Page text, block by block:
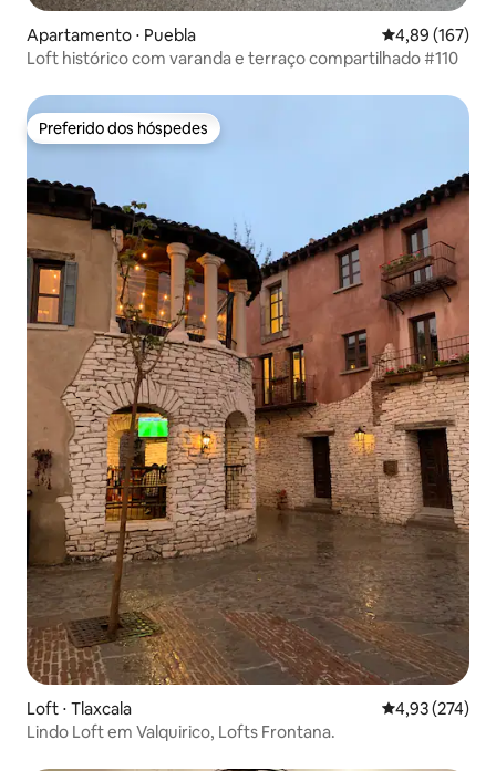
Apartamento ⋅ Puebla 4,89 de uma
4,89 (167)
Loft histórico com varanda e terraço compartilhado #110
Preferido dos hóspedes
Preferido dos hóspedes
Loft ⋅ Tlaxcala 4,93 de uma
4,93 (274)
Lindo Loft em Valquirico, Lofts Frontana.